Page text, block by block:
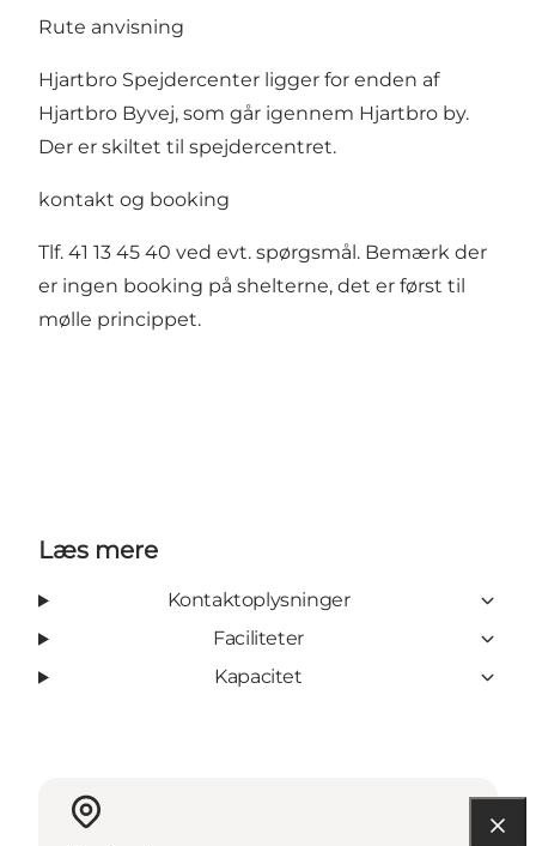
Rute anvisning
Hjartbro Spejdercenter ligger for enden af
Hjartbro Byvej, som går igennem Hjartbro by.
Der er skiltet til spejdercentret.
kontakt og booking
Tlf. 41 13 45 40 ved evt. spørgsmål. Bemærk der
er ingen booking på shelterne, det er først til
mølle princippet.
Læs mere
Kontaktoplysninger
Faciliteter
Kapacitet